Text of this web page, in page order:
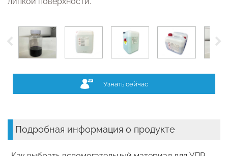
Узнать сейчас
Подробная информация о продукте